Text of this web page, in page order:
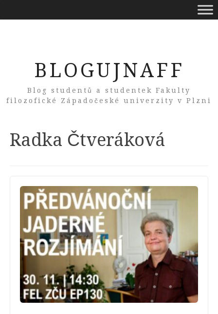
BLOGUJNAFF
Blog studentů a studentek Fakulty
filozofické Západočeské univerzity v Plzni
Author:
Radka Čtveráková